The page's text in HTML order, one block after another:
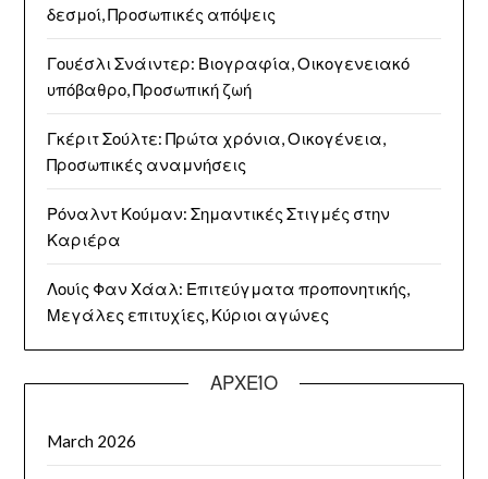
δεσμοί, Προσωπικές απόψεις
Γουέσλι Σνάιντερ: Βιογραφία, Οικογενειακό
υπόβαθρο, Προσωπική ζωή
Γκέριτ Σούλτε: Πρώτα χρόνια, Οικογένεια,
Προσωπικές αναμνήσεις
Ρόναλντ Κούμαν: Σημαντικές Στιγμές στην
Καριέρα
Λουίς Φαν Χάαλ: Επιτεύγματα προπονητικής,
Μεγάλες επιτυχίες, Κύριοι αγώνες
ΑΡΧΕΊΟ
March 2026